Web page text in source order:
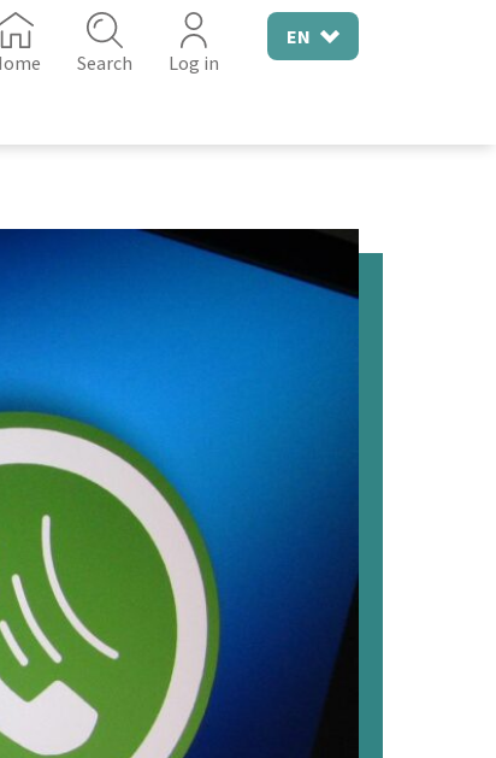
Search Log in
EN